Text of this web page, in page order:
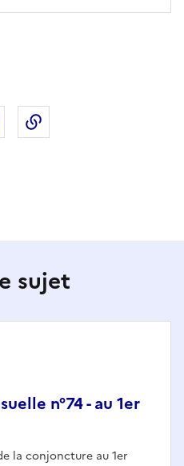
(anciennement Twitter)
sur LinkedIn
Partager par email
sujet
n°74 - au 1er
la conjoncture au 1er